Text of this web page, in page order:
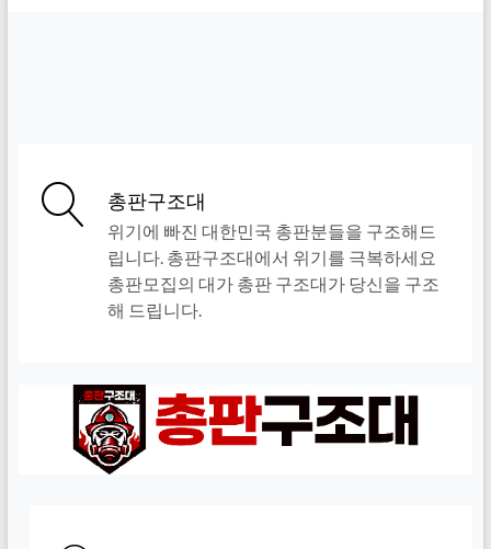
총판구조대
위기에 빠진 대한민국 총판분들을 구조해드
립니다. 총판구조대에서 위기를 극복하세요
총판모집의 대가 총판 구조대가 당신을 구조
해 드립니다.